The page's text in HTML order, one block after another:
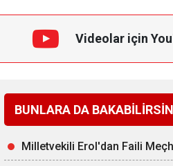
Videolar için
BUNLARA DA
Milletvekili Erol'dan Faili